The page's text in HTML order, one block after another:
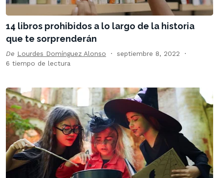
14 libros prohibidos a lo largo de la historia
que te sorprenderán
De Lourdes Domínguez Alonso
septiembre 8, 2022
6 tiempo de lectura